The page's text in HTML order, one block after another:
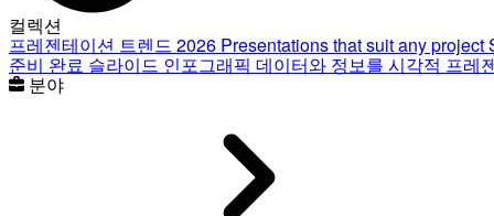
컬렉션
프레젠테이션 트렌드 2026 Presentations that suit any project
준비 완료 슬라이드 인포그래픽 데이터와 정보를 시각적 프레
분야